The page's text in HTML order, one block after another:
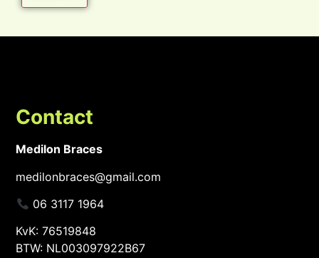
Contact
Medilon Braces
medilonbraces@gmail.com
06 3117 1964
KvK: 76519848
BTW: NL003097922B67